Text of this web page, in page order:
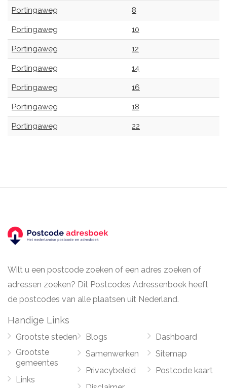
Portingaweg 8
Portingaweg 10
Portingaweg 12
Portingaweg 14
Portingaweg 16
Portingaweg 18
Portingaweg 22
Wilt u een postcode zoeken of een adres zoeken of
adressen zoeken? Dit Postcodes Adressenboek heeft
de postcodes van alle plaatsen uit Nederland.
Handige Links
Grootste steden
Grootste
gemeentes
Links
Blogs
Samenwerken
Privacybeleid
Dashboard
Sitemap
Postcode kaart